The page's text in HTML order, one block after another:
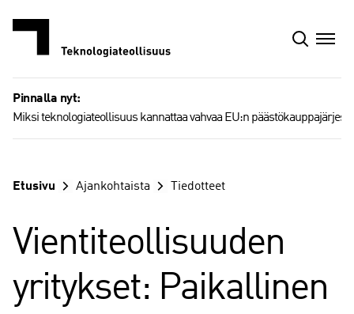
Pinnalla nyt:
Miksi teknologiateollisuus kannattaa vahvaa EU:n
Etusivu Ajankohtaista Tiedotteet
Vientiteollisuuden
yritykset: Paikallinen